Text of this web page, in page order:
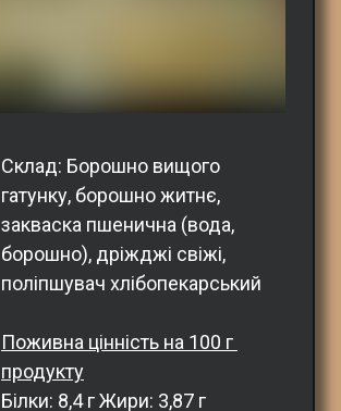
Склад: Борошно вищого
гатунку, борошно житнє,
закваска пшенична (вода,
борошно), дріжджі свіжі,
поліпшувач хлібопекарський
Поживна цінність на 100 г
продукту
Білки: 8,4 г Жири: 3,87 г